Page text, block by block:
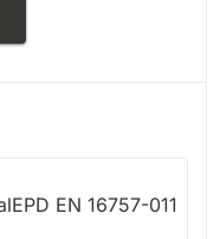
EN 16757-011